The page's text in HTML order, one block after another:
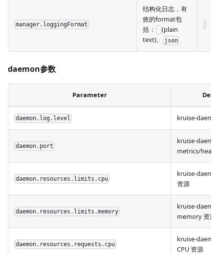
manager.loggingFormat
结构化日志，有
效的format包
括：
(plain
text)、
json
daemon参数
Parameter
daemon.log.level kruise-
daemon.port
kruise-
metrics/
daemon.resources.limits.cpu
kruise-
资源
daemon.resources.limits.memory
kruise-
memory 资源
daemon.resources.requests.cpu
kruise-
CPU 资源